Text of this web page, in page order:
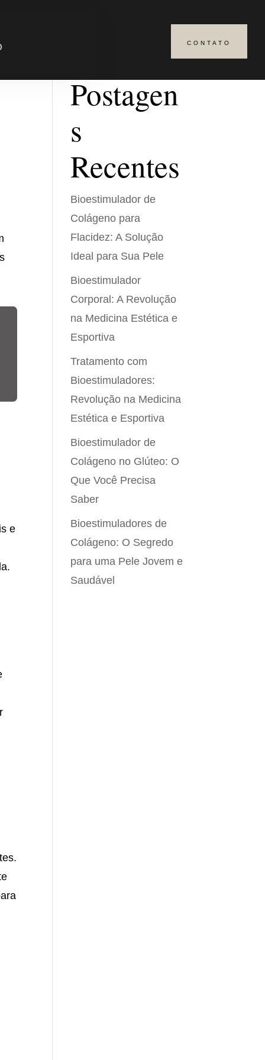
CONTATO
e
Postagen
s
Recentes
Bioestimulador de
Colágeno para
Flacidez: A Solução
Ideal para Sua Pele
Bioestimulador
Corporal: A Revolução
na Medicina Estética e
Esportiva
Tratamento com
Bioestimuladores:
Revolução na Medicina
Estética e Esportiva
Bioestimulador de
Colágeno no Glúteo: O
Que Você Precisa
Saber
Bioestimuladores de
Colágeno: O Segredo
para uma Pele Jovem e
Saudável